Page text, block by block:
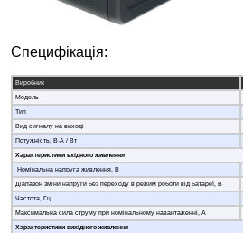
Специфікація:
Виробник
Модель
Тип
Вид сигналу на виході
Потужність, В·А / Вт
Характеристики вхідного живлення
Номінальна напруга живлення, В
Діапазон зміни напруги без переходу в режим роботи від батареї, В
Частота, Гц
Максимальна сила струму при номінальному навантаженні, А
Характеристики вихідного живлення